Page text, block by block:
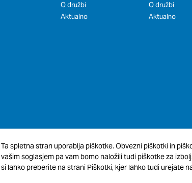
O družbi
Aktualno
O družbi
Aktualno
Ta spletna stran uporablja piškotke. Obvezni piškotki in
vašim soglasjem pa vam bomo naložili tudi piškotke za
si lahko preberite na strani Piškotki, kjer lahko tudi urejate